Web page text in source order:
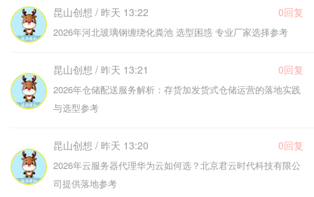
昆山创想 / 昨天 13:22 0回复
2026年河北玻璃钢缠绕化粪池 选型困惑 专业厂家选择参考
昆山创想 / 昨天 13:21 0回复
2026年仓储配送服务解析：存货加发货式仓储运营的落地实践
与选型参考
昆山创想 / 昨天 13:20 0回复
2026年云服务器代理华为云如何选？北京君云时代科技有限公
司提供落地参考